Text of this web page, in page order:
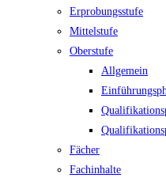
Erprobungsstufe
Mittelstufe
Oberstufe
Allgemein
Fächer
Fachinhalte